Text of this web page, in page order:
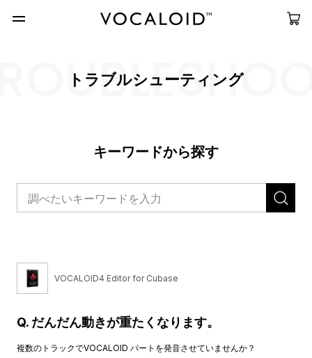
トラブルシューティング
キーワードから探す
VOCALOID4 Editor for Cubase
Q. だんだん動きが重たくなります。
複数のトラックでVOCALOID パートを発音させていませんか？